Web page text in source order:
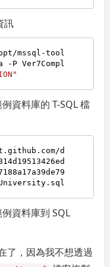
訊
mssql-tool
P Ver7Compl
資料庫的 T-SQL 檔
d
資料庫到 SQL
了，因為我不想透過